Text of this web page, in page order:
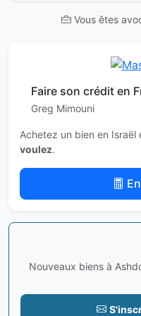
Vous êtes
Faire son crédit en
Greg Mimouni
Achetez un bien en
voulez.
Nouveaux biens à